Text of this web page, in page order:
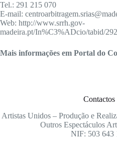
Tel.: 291 215 070
E-mail:
Web: http://www.srrh.gov-
madeira.pt/In%C3%ADcio/tabid/
Mais informações em Portal do
Contactos
Artistas Unidos – Produção e
Outros Espectáculos
NIF: 503 643